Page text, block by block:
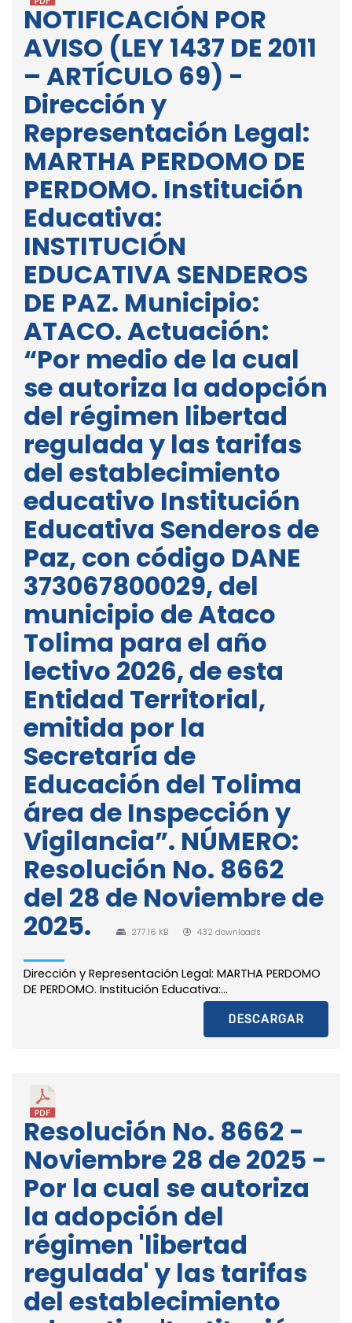
NOTIFICACIÓN POR
AVISO (LEY 1437 DE 2011
– ARTÍCULO 69) -
Dirección y
Representación Legal:
MARTHA PERDOMO DE
PERDOMO. Institución
Educativa:
INSTITUCIÓN
EDUCATIVA SENDEROS
DE PAZ. Municipio:
ATACO. Actuación:
“Por medio de la cual
se autoriza la adopción
del régimen libertad
regulada y las tarifas
del establecimiento
educativo Institución
Educativa Senderos de
Paz, con código DANE
373067800029, del
municipio de Ataco
Tolima para el año
lectivo 2026, de esta
Entidad Territorial,
emitida por la
Secretaría de
Educación del Tolima
área de Inspección y
Vigilancia”. NÚMERO:
Resolución No. 8662
del 28 de Noviembre de
2025.
277.16 KB 432 downloads
Dirección y Representación Legal: MARTHA PERDOMO
DE PERDOMO. Institución Educativa:...
DESCARGAR
Resolución No. 8662 -
Noviembre 28 de 2025 -
Por la cual se autoriza
la adopción del
régimen 'libertad
regulada' y las tarifas
del establecimiento